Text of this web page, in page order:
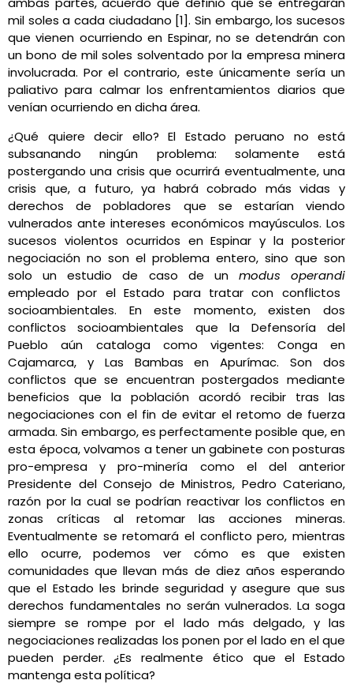
mil soles a cada ciudadano [1]. Sin embargo, los sucesos
que vienen ocurriendo en Espinar, no se detendrán con
un bono de mil soles solventado por la empresa minera
involucrada. Por el contrario, este únicamente sería un
paliativo para calmar los enfrentamientos diarios que
venían ocurriendo en dicha área.
¿Qué quiere decir ello? El Estado peruano no está
subsanando ningún problema: solamente está
postergando una crisis que ocurrirá eventualmente, una
crisis que, a futuro, ya habrá cobrado más vidas y
derechos de pobladores que se estarían viendo
vulnerados ante intereses económicos mayúsculos. Los
sucesos violentos ocurridos en Espinar y la posterior
negociación no son el problema entero, sino que son
solo un estudio de caso de un modus operandi
empleado por el Estado para tratar con conflictos
socioambientales. En este momento, existen dos
conflictos socioambientales que la Defensoría del
Pueblo aún cataloga como vigentes: Conga en
Cajamarca, y Las Bambas en Apurímac. Son dos
conflictos que se encuentran postergados mediante
beneficios que la población acordó recibir tras las
negociaciones con el fin de evitar el retomo de fuerza
armada. Sin embargo, es perfectamente posible que, en
esta época, volvamos a tener un gabinete con posturas
pro-empresa y pro-minería como el del anterior
Presidente del Consejo de Ministros, Pedro Cateriano,
razón por la cual se podrían reactivar los conflictos en
zonas críticas al retomar las acciones mineras.
Eventualmente se retomará el conflicto pero, mientras
ello ocurre, podemos ver cómo es que existen
comunidades que llevan más de diez años esperando
que el Estado les brinde seguridad y asegure que sus
derechos fundamentales no serán vulnerados. La soga
siempre se rompe por el lado más delgado, y las
negociaciones realizadas los ponen por el lado en el que
pueden perder. ¿Es realmente ético que el Estado
mantenga esta política?